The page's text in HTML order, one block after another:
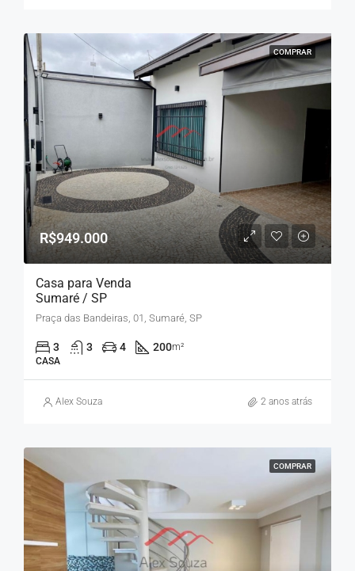
COMPRAR
R$949.000
Casa para Venda
Sumaré / SP
Praça das Bandeiras, 01, Sumaré, SP
3 3 4 200m²
CASA
Alex Souza 2 anos atrás
COMPRAR